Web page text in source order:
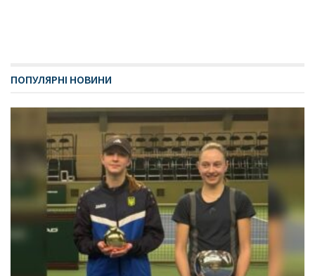
ПОПУЛЯРНІ НОВИНИ